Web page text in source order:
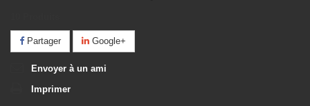
Partager Google+
Envoyer à un ami
Imprimer